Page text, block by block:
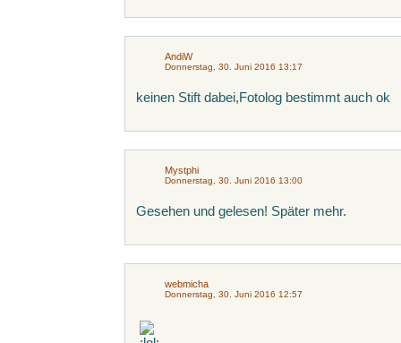
AndiW
Donnerstag, 30. Juni 2016 13:17
keinen Stift dabei,Fotolog bestimmt auch ok
Mystphi
Donnerstag, 30. Juni 2016 13:00
Gesehen und gelesen! Später mehr.
webmicha
Donnerstag, 30. Juni 2016 12:57